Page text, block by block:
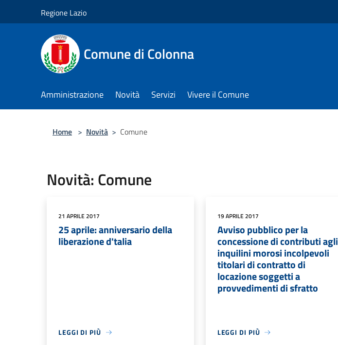
Regione Lazio
Comune di Colonna
Amministrazione Novità Servizi Vivere il Comune
Home > Novità > Comune
Novità: Comune
21 APRILE 2017
25 aprile: anniversario della
liberazione d'talia
LEGGI DI PIÙ
19 APRILE 2017
Avviso pubblico per la
concessione di contributi agli
inquilini morosi incolpevoli
titolari di contratto di
locazione soggetti a
provvedimenti di sfratto
LEGGI DI PIÙ